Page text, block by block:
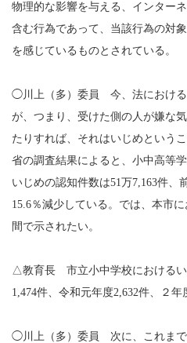
物理的な影響を与える、インター
含む行為であって、当該行為の対
を感じているものとされている。
◯川上（多）委員 今、法における
が、つまり、受けた側の人が嫌な
たりすれば、それはいじめという
省の調査結果によると、小中高等
いじめの認知件数は51万7,163件、
15.6％減少している。では、本市
間で示されたい。
△教育長 市立小中学校におけるい
1,474件、令和元年度2,632件、２年
◯川上（多）委員 次に、これまで